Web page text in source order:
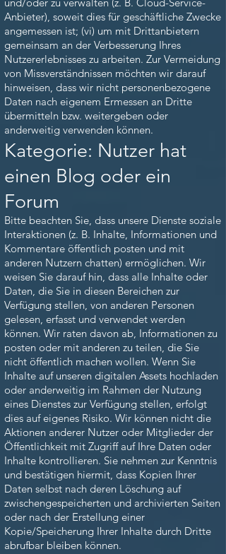
Anbieter), soweit dies für geschäftliche Zwecke
angemessen ist; (vi) um mit Drittanbietern
gemeinsam an der Verbesserung Ihres
Nutzererlebnisses zu arbeiten. Zur Vermeidung
von Missverständnissen möchten wir darauf
hinweisen, dass wir nicht personenbezogene
Daten nach eigenem Ermessen an Dritte
übermitteln bzw. weitergeben oder
anderweitig verwenden können.
Kategorie: Nutzer hat
einen Blog oder ein
Forum
Bitte beachten Sie, dass unsere Dienste soziale
Interaktionen (z. B. Inhalte, Informationen und
Kommentare öffentlich posten und mit
anderen Nutzern chatten) ermöglichen. Wir
weisen Sie darauf hin, dass alle Inhalte oder
Daten, die Sie in diesen Bereichen zur
Verfügung stellen, von anderen Personen
gelesen, erfasst und verwendet werden
können. Wir raten davon ab, Informationen zu
posten oder mit anderen zu teilen, die Sie
nicht öffentlich machen wollen. Wenn Sie
Inhalte auf unseren digitalen Assets hochladen
oder anderweitig im Rahmen der Nutzung
eines Dienstes zur Verfügung stellen, erfolgt
dies auf eigenes Risiko. Wir können nicht die
Aktionen anderer Nutzer oder Mitglieder der
Öffentlichkeit mit Zugriff auf Ihre Daten oder
Inhalte kontrollieren. Sie nehmen zur Kenntnis
und bestätigen hiermit, dass Kopien Ihrer
Daten selbst nach deren Löschung auf
zwischengespeicherten und archivierten Seiten
oder nach der Erstellung einer
Kopie/Speicherung Ihrer Inhalte durch Dritte
abrufbar bleiben können.